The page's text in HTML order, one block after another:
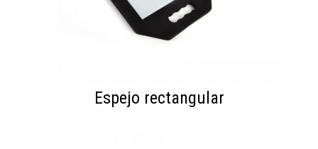
Espejo rectangular